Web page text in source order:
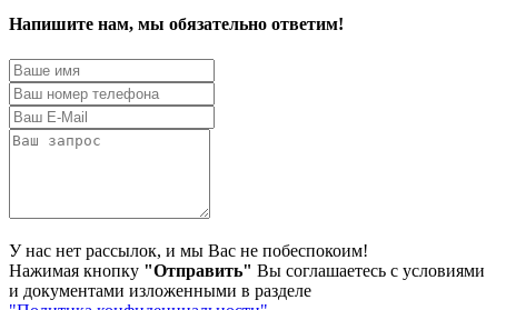
Напишите нам, мы обязательно ответим!
У нас нет рассылок, и мы Вас не побеспокоим!
Нажимая кнопку "Отправить" Вы соглашаетесь с условиями
и документами изложенными в разделе